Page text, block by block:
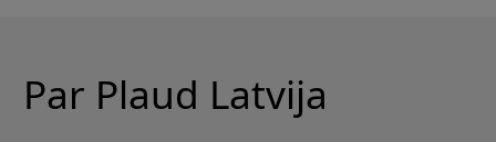
Par Plaud Latvija